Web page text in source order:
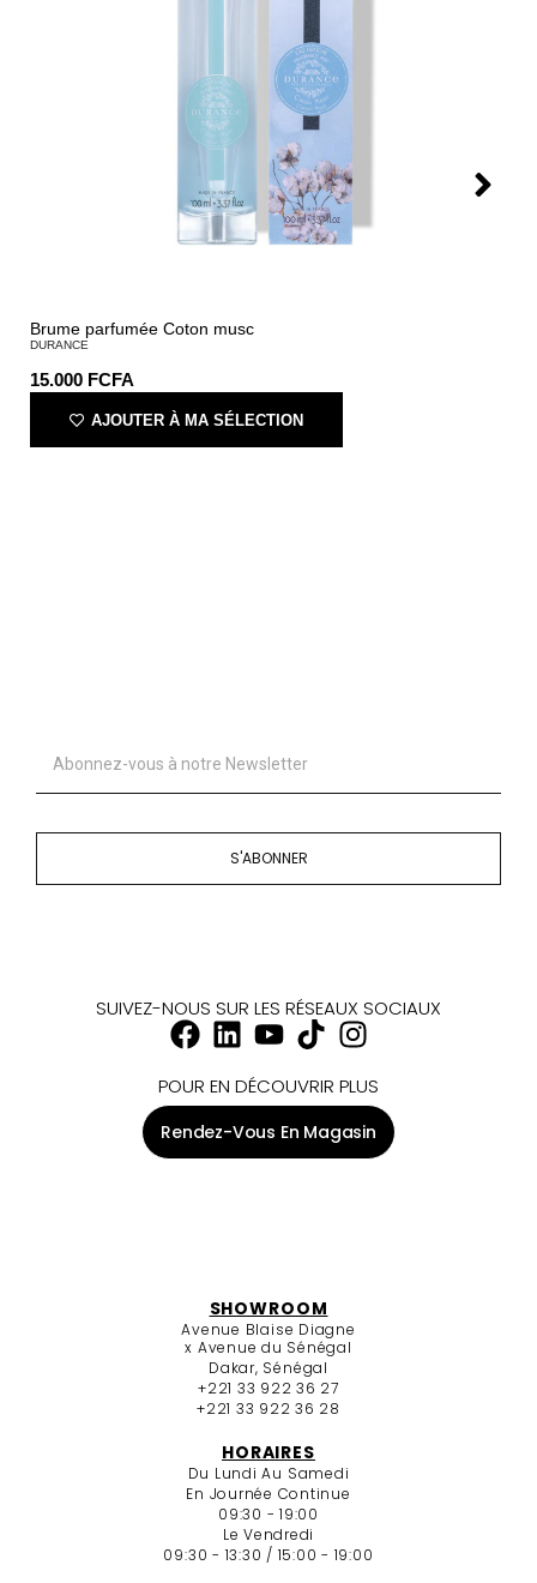
Brume parfumée Coton musc
DURANCE
15.000 FCFA
AJOUTER À MA SÉLECTION
S'ABONNER
SUIVEZ-NOUS SUR LES RÉSEAUX SOCIAUX
POUR EN DÉCOUVRIR PLUS
Rendez-Vous En Magasin
SHOWROOM
Avenue Blaise Diagne
x Avenue du Sénégal
Dakar, Sénégal
+221 33 922 36 27
+221 33 922 36 28
HORAIRES
Du Lundi Au Samedi
En Journée Continue
09:30 - 19:00
Le Vendredi
09:30 - 13:30 / 15:00 - 19:00